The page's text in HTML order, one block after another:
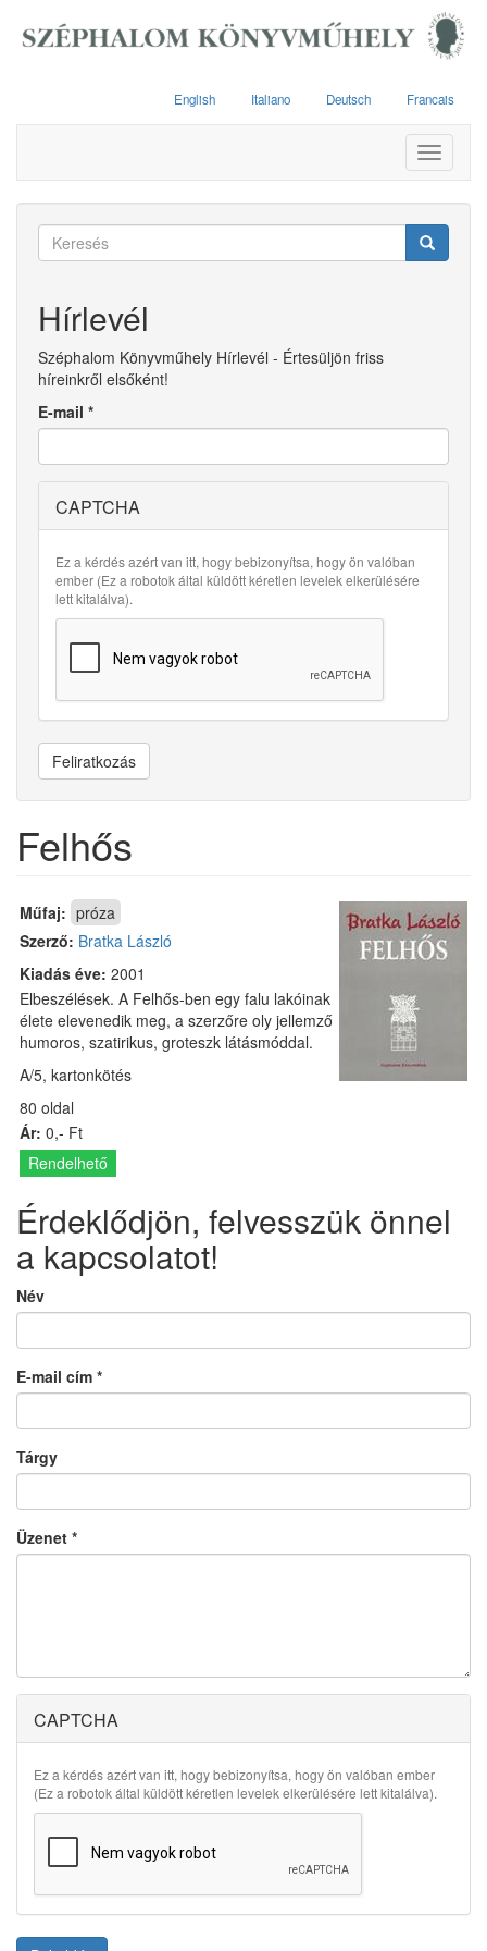
English Italiano Deutsch Francais
Toggle
Keresés
Hírlevél
Széphalom Könyvműhely Hírlevél - Értesüljön friss
híreinkről elsőként!
E-mail *
CAPTCHA
Ez a kérdés azért van itt, hogy bebizonyítsa, hogy ön valóban
ember (Ez a robotok által küldött kéretlen levelek elkerülésére
lett kitalálva).
Feliratkozás
Felhős
Műfaj: próza
Szerző: Bratka László
Kiadás éve: 2001
Elbeszélések. A Felhős-ben egy falu lakóinak
élete elevenedik meg, a szerzőre oly jellemző
humoros, szatirikus, groteszk látásmóddal.
A/5, kartonkötés
80 oldal
Ár: 0,- Ft
Rendelhető
Érdeklődjön, felvesszük önnel
a kapcsolatot!
Név
E-mail cím *
Tárgy
Üzenet *
CAPTCHA
Ez a kérdés azért van itt, hogy bebizonyítsa, hogy ön valóban ember
(Ez a robotok által küldött kéretlen levelek elkerülésére lett kitalálva).